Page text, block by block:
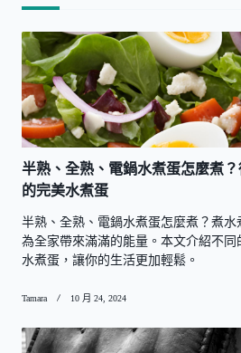
半熟、全熟、電鍋水煮蛋怎麼煮
的完美水煮蛋
半熟、全熟、電鍋水煮蛋怎麼煮？煮
為全家帶來滿滿的能量。本文介紹不
水煮蛋，讓你的生活更加輕鬆。
Tamara 10 月 24, 2024